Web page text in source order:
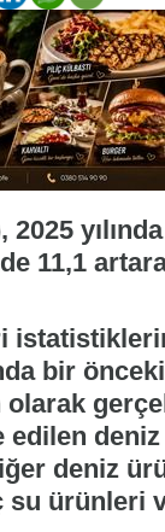
11,1
bir
olarak
deniz
deniz
su ürünleri